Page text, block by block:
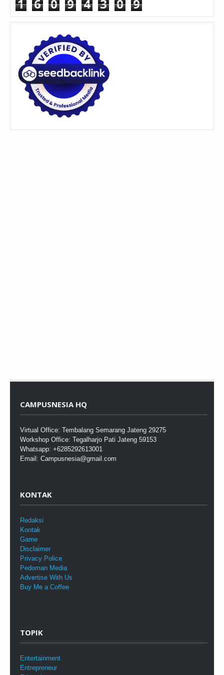
1 6 0 9 4 3 0 9
CAMPUSNESIA HQ
Virtual Office: Tembalang Semarang Jateng 29275
Workshop Office: Tegalharjo Pati Jateng 59153
Whatsapp: +6285292613001
Email: Campusnesia@gmail.com
KONTAK
Redaksi
Kontak
Game
Disclaimer
Privacy Police
Pedoman Media
Advertise With Us
Buy Me a Coffee
TOPIK
Entertainment
Entrepreneur